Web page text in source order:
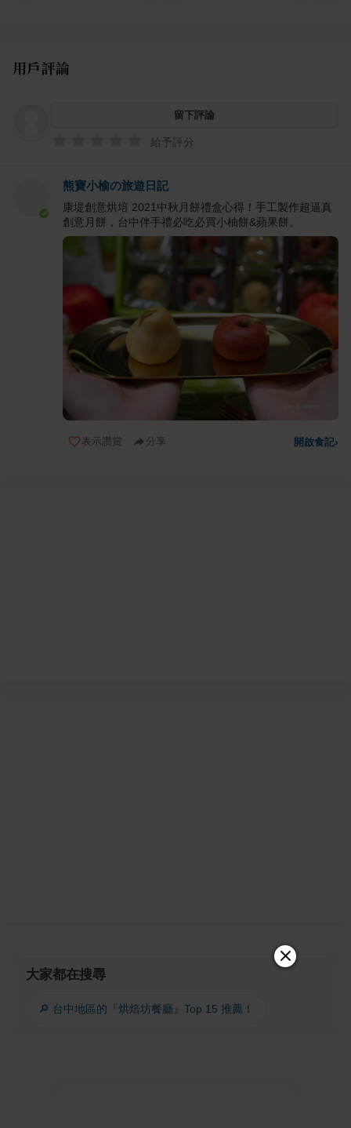
用戶評論
留下評論
給予評分
熊寶小榆の旅遊日記
康堤創意烘培 2021中秋月餅禮盒心得！手工製作超逼真
創意月餅，台中伴手禮必吃必買小柚餅&蘋果餅。
表示讚賞 分享 開啟食記›
大家都在搜尋
🔎 台中地區的『烘焙坊餐廳』Top 15 推薦！